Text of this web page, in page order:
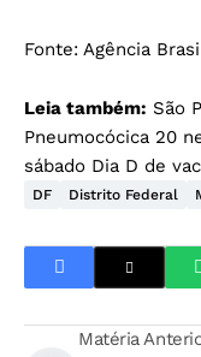
Fonte: Agência
Leia também: São
Pneumocócica 20
sábado Dia D de
DF Distrito Federal
Matéria